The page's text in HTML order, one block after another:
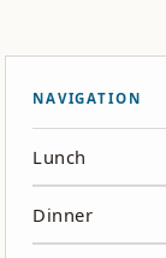
NAVIGATION
Lunch
Dinner